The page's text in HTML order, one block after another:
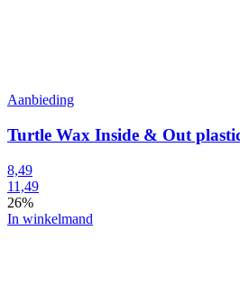
Aanbieding
Turtle Wax Inside & Out
8,49
11,49
26%
In winkelmand